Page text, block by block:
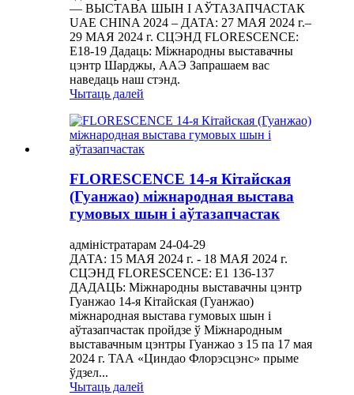
— ВЫСТАВА ШЫН І АЎТАЗАПЧАСТАК
UAE CHINA 2024 – ДАТА: 27 МАЯ 2024 г.–
29 МАЯ 2024 г. СЦЭНД FLORESCENCE:
E18-19 Дадаць: Міжнародны выставачны
цэнтр Шарджы, ААЭ Запрашаем вас
наведаць наш стэнд.
Чытаць далей
FLORESCENCE 14-я Кітайская
(Гуанжао) міжнародная выстава
гумовых шын і аўтазапчастак
адміністратарам 24-04-29
ДАТА: 15 МАЯ 2024 г. - 18 МАЯ 2024 г.
СЦЭНД FLORESCENCE: E1 136-137
ДАДАЦЬ: Міжнародны выставачны цэнтр
Гуанжао 14-я Кітайская (Гуанжао)
міжнародная выстава гумовых шын і
аўтазапчастак пройдзе ў Міжнародным
выставачным цэнтры Гуанжао з 15 па 17 мая
2024 г. ТАА «Циндао Флорэсцэнс» прыме
ўдзел...
Чытаць далей